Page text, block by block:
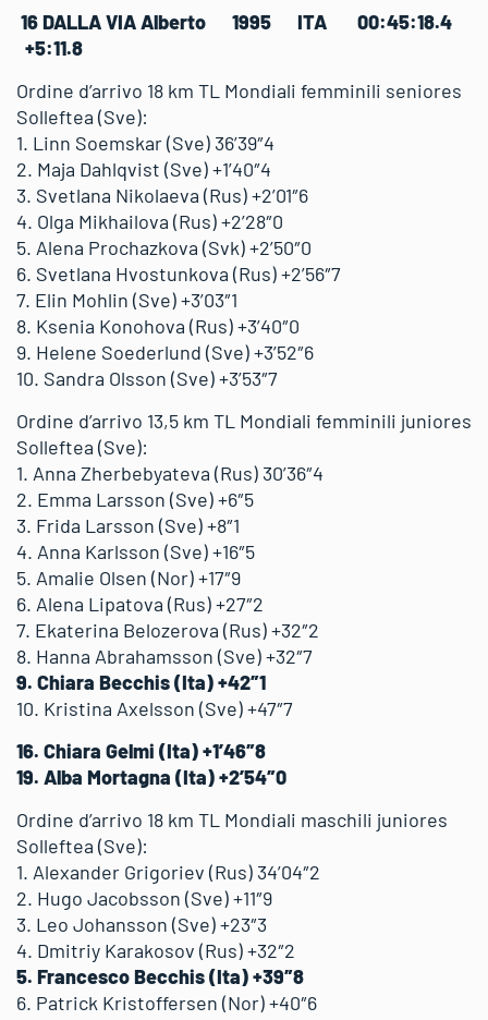
16 DALLA VIA Alberto 1995 ITA 00:45:18.4
+5:11.8
Ordine d’arrivo 18 km TL Mondiali femminili seniores
Solleftea (Sve):
1. Linn Soemskar (Sve) 36’39″4
2. Maja Dahlqvist (Sve) +1’40″4
3. Svetlana Nikolaeva (Rus) +2’01″6
4. Olga Mikhailova (Rus) +2’28″0
5. Alena Prochazkova (Svk) +2’50″0
6. Svetlana Hvostunkova (Rus) +2’56″7
7. Elin Mohlin (Sve) +3’03″1
8. Ksenia Konohova (Rus) +3’40″0
9. Helene Soederlund (Sve) +3’52″6
10. Sandra Olsson (Sve) +3’53″7
Ordine d’arrivo 13,5 km TL Mondiali femminili juniores
Solleftea (Sve):
1. Anna Zherbebyateva (Rus) 30’36″4
2. Emma Larsson (Sve) +6″5
3. Frida Larsson (Sve) +8″1
4. Anna Karlsson (Sve) +16″5
5. Amalie Olsen (Nor) +17″9
6. Alena Lipatova (Rus) +27″2
7. Ekaterina Belozerova (Rus) +32″2
8. Hanna Abrahamsson (Sve) +32″7
9. Chiara Becchis (Ita) +42″1
10. Kristina Axelsson (Sve) +47″7
16. Chiara Gelmi (Ita) +1’46″8
19. Alba Mortagna (Ita) +2’54″0
Ordine d’arrivo 18 km TL Mondiali maschili juniores
Solleftea (Sve):
1. Alexander Grigoriev (Rus) 34’04″2
2. Hugo Jacobsson (Sve) +11″9
3. Leo Johansson (Sve) +23″3
4. Dmitriy Karakosov (Rus) +32″2
5. Francesco Becchis (Ita) +39″8
6. Patrick Kristoffersen (Nor) +40″6